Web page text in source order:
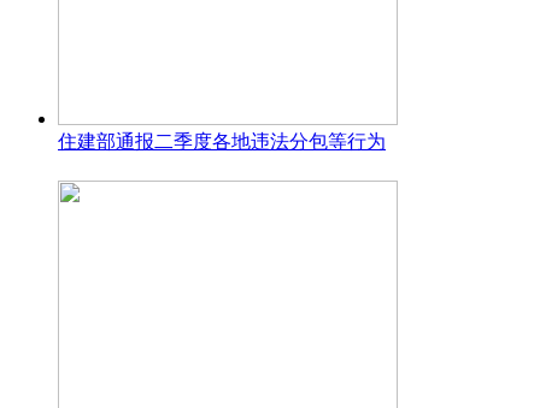
住建部通报二季度各地违法分包等行为